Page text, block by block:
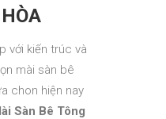
với kiến trúc và
mài sàn bê
chon hiện nay
Sàn Bê Tông